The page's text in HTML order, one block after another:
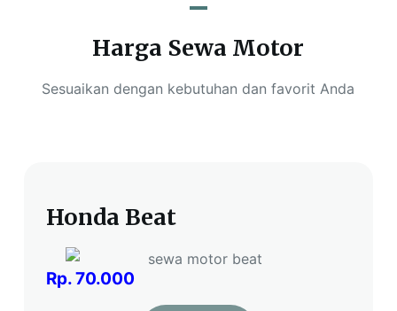
Harga Sewa Motor
Sesuaikan dengan kebutuhan dan favorit Anda
Honda Beat
Rp. 70.000